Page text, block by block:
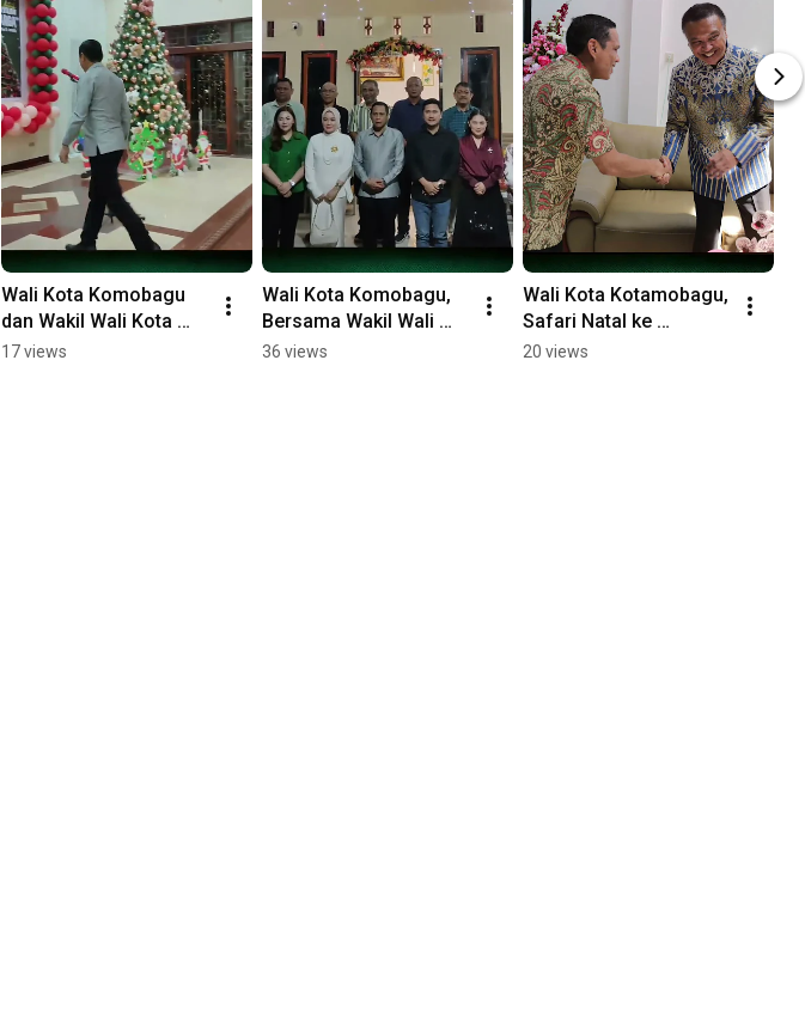
Wali Kota Komobagu
dan Wakil Wali Kota
Kotamobagu
17 views
Wali Kota Komobagu,
Bersama Wakil Wali
Kota Kotamobagu,
36 views
Wali Kota Kotamobagu,
Safari Natal ke
Gubernur, Kejati dan
20 views